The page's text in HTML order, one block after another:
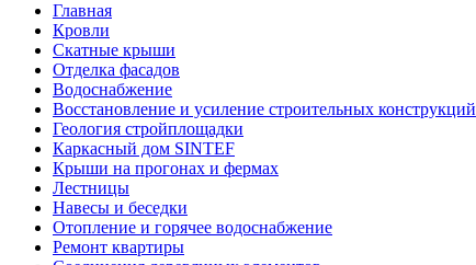
Главная
Кровли
Скатные крыши
Отделка фасадов
Водоснабжение
Восстановление и усиление строительных конструкций
Геология стройплощадки
Каркасный дом SINTEF
Крыши на прогонах и фермах
Лестницы
Навесы и беседки
Отопление и горячее водоснабжение
Ремонт квартиры